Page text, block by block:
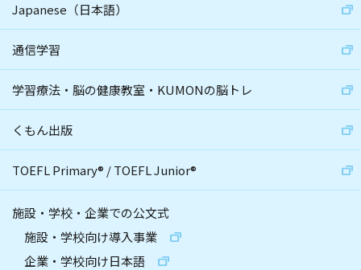
Japanese（日本語）
通信学習
学習療法・脳の健康教室・KUMONの脳トレ
くもん出版
TOEFL Primary® /TOEFL Junior®
施設・学校・企業での公文式
施設・学校向け導入事業
企業・学校向け日本語